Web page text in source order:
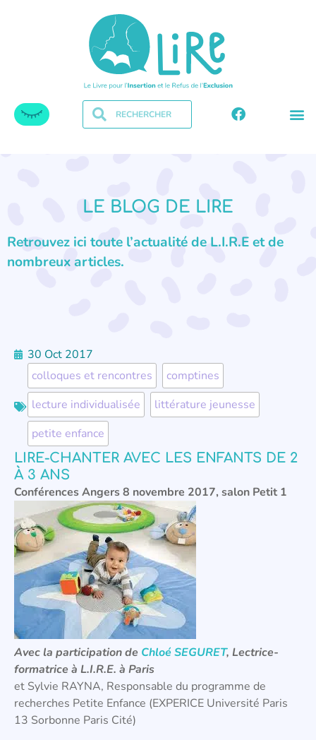
LE BLOG DE LIRE
Retrouvez ici toute l’actualité de L.I.R.E et de
nombreux articles.
30 Oct 2017
colloques et rencontres
comptines
lecture individualisée
littérature jeunesse
petite enfance
LIRE-CHANTER AVEC LES ENFANTS DE 2
À 3 ANS
Conférences Angers 8 novembre 2017, salon Petit 1
Avec la participation de Chloé SEGURET, Lectrice-
formatrice à L.I.R.E. à Paris
et Sylvie RAYNA, Responsable du programme de
recherches Petite Enfance (EXPERICE Université Paris
13 Sorbonne Paris Cité)